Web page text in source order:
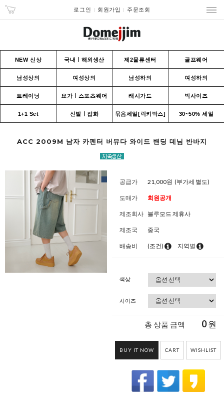
로그인 회원가입 주문조회
NEW 신상 국내ㅣ해외생산 제2물류센터 골프웨어
남성상의 여성상의 남성하의 여성하의
트레이닝 요가ㅣ스포츠웨어 래시가드 빅사이즈
1+1 Set 신발ㅣ잡화 묶음세일[럭키박스] 30~50% 세일
ACC 2009M 남자 카펜터 버뮤다 와이드 밴딩 데님 반바지
공급가 21,000원 (부가세 별도)
도매가 회원공개
제조회사 블루모드 제휴사
제조국 중국
배송비 (조건) 지역별
색상
사이즈
총 상품 금액 0원
BUY IT NOW CART WISHLIST